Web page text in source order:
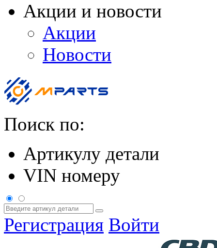
Акции и новости
Акции
Новости
Поиск по:
Артикулу детали
VIN номеру
Регистрация Войти